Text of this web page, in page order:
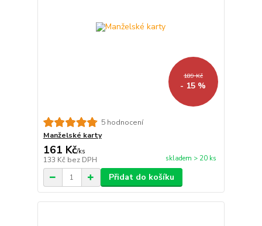
189 Kč
- 15 %
5 hodnocení
Manželské karty
161 Kč/ks
133 Kč bez DPH skladem > 20 ks
Přidat do košíku